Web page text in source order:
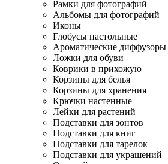
Рамки для фотографий
Альбомы для фотографий
Иконы
Глобусы настольные
Ароматические диффузоры
Ложки для обуви
Коврики в прихожую
Корзины для белья
Корзины для хранения
Крючки настенные
Лейки для растений
Подставки для зонтов
Подставки для книг
Подставки для тарелок
Подставки для украшений